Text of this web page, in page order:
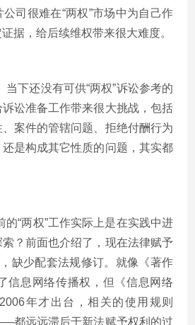
司很难在“两权”市场中为自己作
据，给后续维权带来很大难度。
当下还没有可供“两权”诉讼参考的
讼准备工作带来很大挑战，包括
案件的管辖问题、拒绝付酬行为
是构成其它性质的问题，其实都
的“两权”工作实际上是在实践中进
？前面也介绍了，现在法律赋予
缺少配套法规修订。就像《著作
信息网络传播权，但《信息网络
年才出台，相关的使用规则
远远滞后于新法赋予权利的过